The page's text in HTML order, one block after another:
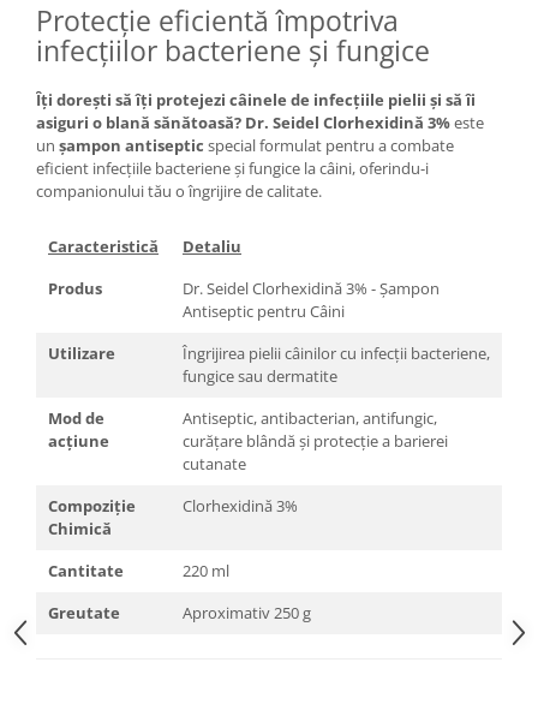
Protecție eficientă împotriva
infecțiilor bacteriene și fungice
Îți dorești să îți protejezi câinele de infecțiile pielii și să îi
asiguri o blană sănătoasă? Dr. Seidel Clorhexidină 3%este
un șampon antiseptic special formulat pentru a combate
eficient infecțiile bacteriene și fungice la câini, oferindu-i
companionului tău o îngrijire de calitate.​
Caracteristică
Detaliu
Produs
Dr. Seidel Clorhexidină 3% - Șampon
Antiseptic pentru Câini
Utilizare
Îngrijirea pielii câinilor cu infecții bacteriene,
fungice sau dermatite
Mod de
acțiune
Antiseptic, antibacterian, antifungic,
curățare blândă și protecție a barierei
cutanate
Compoziție
Chimică
Clorhexidină 3%
Cantitate
220 ml
Greutate
Aproximativ 250 g